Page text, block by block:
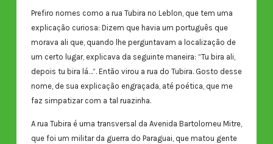
Prefiro nomes como a rua Tubira no Leblon, que tem uma
explicação curiosa: Dizem que havia um português que
morava ali que, quando lhe perguntavam a localização de
um certo lugar, explicava da seguinte maneira: “Tu bira ali,
depois tu bira lá…”. Então virou a rua do Tubira. Gosto desse
nome, de sua explicação engraçada, até poética, que me
faz simpatizar com a tal ruazinha.
A rua Tubira é uma transversal da Avenida Bartolomeu Mitre,
que foi um militar da guerra do Paraguai, que matou gente